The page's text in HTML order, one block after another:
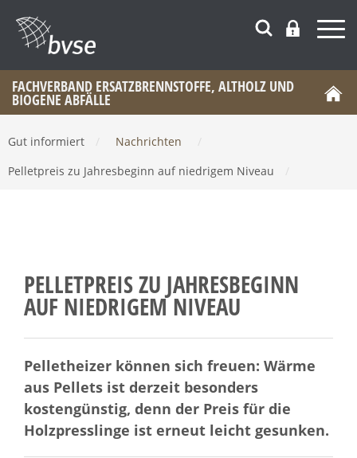
FACHVERBAND ERSATZBRENNSTOFFE, ALTHOLZ UND
BIOGENE ABFÄLLE
Gut informiert Nachrichten
Pelletpreis zu Jahresbeginn auf niedrigem Niveau
PELLETPREIS ZU JAHRESBEGINN
AUF NIEDRIGEM NIVEAU
Pelletheizer können sich freuen: Wärme
aus Pellets ist derzeit besonders
kostengünstig, denn der Preis für die
Holzpresslinge ist erneut leicht gesunken.